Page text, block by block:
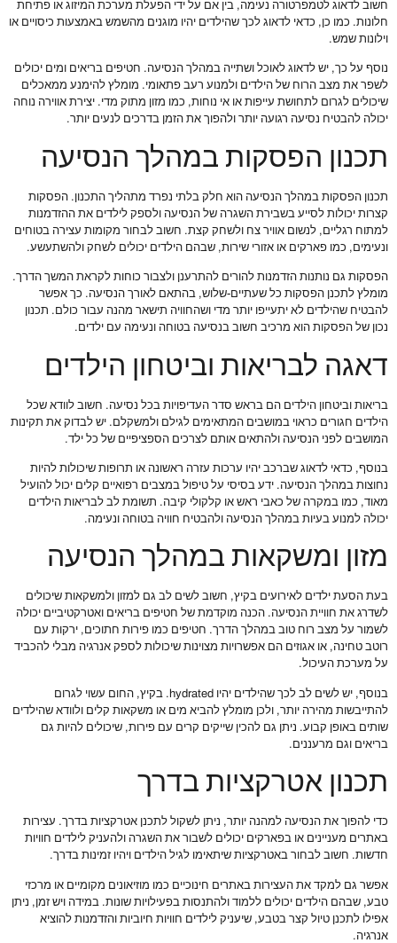
חשוב לדאוג לטמפרטורה נעימה, בין אם על ידי הפעלת מערכת המיזוג או פתיחת
חלונות. כמו כן, כדאי לדאוג לכך שהילדים יהיו מוגנים מהשמש באמצעות כיסויים או
וילונות שמש.
נוסף על כך, יש לדאוג לאוכל ושתייה במהלך הנסיעה. חטיפים בריאים ומים יכולים
לשפר את מצב הרוח של הילדים ולמנוע רעב פתאומי. מומלץ להימנע ממאכלים
שיכולים לגרום לתחושת עייפות או אי נוחות, כמו מזון מתוק מדי. יצירת אווירה נוחה
יכולה להבטיח נסיעה רגועה יותר ולהפוך את הזמן בדרכים לנעים יותר.
תכנון הפסקות במהלך הנסיעה
תכנון הפסקות במהלך הנסיעה הוא חלק בלתי נפרד מתהליך התכנון. הפסקות
קצרות יכולות לסייע בשבירת השגרה של הנסיעה ולספק לילדים את ההזדמנות
למתוח רגליים, לנשום אוויר צח ולשחק קצת. חשוב לבחור מקומות עצירה בטוחים
ונעימים, כמו פארקים או אזורי שירות, שבהם הילדים יכולים לשחק ולהשתעשע.
הפסקות גם נותנות הזדמנות להורים להתרענן ולצבור כוחות לקראת המשך הדרך.
מומלץ לתכנן הפסקות כל שעתיים-שלוש, בהתאם לאורך הנסיעה. כך אפשר
להבטיח שהילדים לא יתעייפו יותר מדי ושהחוויה תישאר מהנה עבור כולם. תכנון
נכון של הפסקות הוא מרכיב חשוב בנסיעה בטוחה ונעימה עם ילדים.
דאגה לבריאות וביטחון הילדים
בריאות וביטחון הילדים הם בראש סדר העדיפויות בכל נסיעה. חשוב לוודא שכל
הילדים חגורים כראוי במושבים המתאימים לגילם ולמשקלם. יש לבדוק את תקינות
המושבים לפני הנסיעה ולהתאים אותם לצרכים הספציפיים של כל ילד.
בנוסף, כדאי לדאוג שברכב יהיו ערכות עזרה ראשונה או תרופות שיכולות להיות
נחוצות במהלך הנסיעה. ידע בסיסי על טיפול במצבים רפואיים קלים יכול להועיל
מאוד, כמו במקרה של כאבי ראש או קלקולי קיבה. תשומת לב לבריאות הילדים
יכולה למנוע בעיות במהלך הנסיעה ולהבטיח חוויה בטוחה ונעימה.
מזון ומשקאות במהלך הנסיעה
בעת הסעת ילדים לאירועים בקיץ, חשוב לשים לב גם למזון ולמשקאות שיכולים
לשדרג את חוויית הנסיעה. הכנה מוקדמת של חטיפים בריאים ואטרקטיביים יכולה
לשמור על מצב רוח טוב במהלך הדרך. חטיפים כמו פירות חתוכים, ירקות עם
רוטב טחינה, או אגוזים הם אפשרויות מצוינות שיכולות לספק אנרגיה מבלי להכביד
על מערכת העיכול.
בנוסף, יש לשים לב לכך שהילדים יהיו hydrated. בקיץ, החום עשוי לגרום
להתייבשות מהירה יותר, ולכן מומלץ להביא מים או משקאות קלים ולוודא שהילדים
שותים באופן קבוע. ניתן גם להכין שייקים קרים עם פירות, שיכולים להיות גם
בריאים וגם מרעננים.
תכנון אטרקציות בדרך
כדי להפוך את הנסיעה למהנה יותר, ניתן לשקול לתכנן אטרקציות בדרך. עצירות
באתרים מעניינים או בפארקים יכולים לשבור את השגרה ולהעניק לילדים חוויות
חדשות. חשוב לבחור באטרקציות שיתאימו לגיל הילדים ויהיו זמינות בדרך.
אפשר גם למקד את העצירות באתרים חינוכיים כמו מוזיאונים מקומיים או מרכזי
טבע, שבהם הילדים יכולים ללמוד ולהתנסות בפעילויות שונות. במידה ויש זמן, ניתן
אפילו לתכנן טיול קצר בטבע, שיעניק לילדים חוויות חיוביות והזדמנות להוציא
אנרגיה.